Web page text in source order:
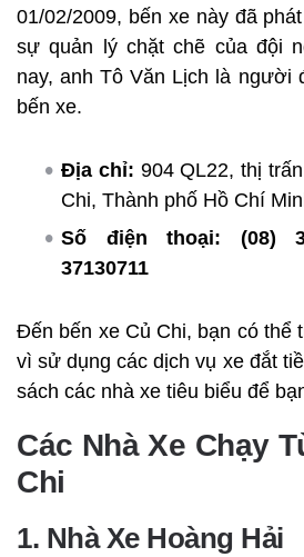
01/02/2009, bến xe này đã
sự quản lý chặt chẽ của đội
nay, anh Tô Văn Lịch là người
bến xe.
Địa chỉ: 904 QL22, thị
Chi, Thành phố Hồ Chí
Số điện thoại:
(08)
37130711
Đến bến xe Củ Chi, bạn có thể
vì sử dụng các dịch vụ xe đắt
sách các nhà xe tiêu biểu để
Các Nhà Xe Chạy
Chi
1. Nhà Xe Hoàng Hải